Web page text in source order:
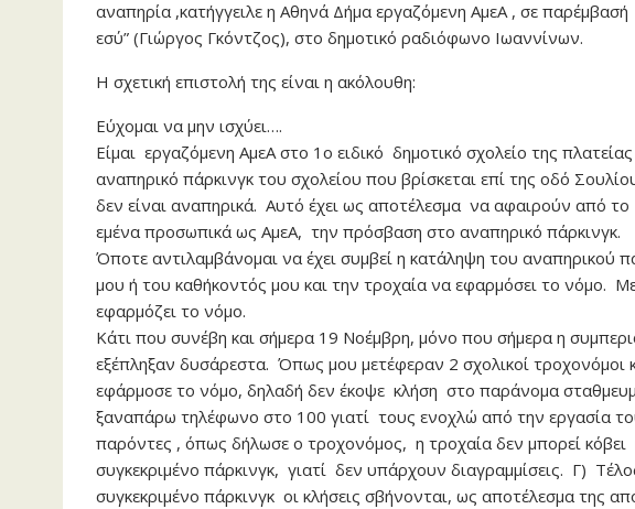
αναπηρία ,κατήγγειλε η Αθηνά Δήμα εργαζόμενη ΑμεΑ , σε παρέμβασή
εσύ” (Γιώργος Γκόντζος), στο δημοτικό ραδιόφωνο Ιωαννίνων.
Η σχετική επιστολή της είναι η ακόλουθη:
Εύχομαι να μην ισχύει….
Είμαι εργαζόμενη ΑμεΑ στο 1ο ειδικό δημοτικό σχολείο της
αναπηρικό πάρκινγκ του σχολείου που βρίσκεται επί της οδό
δεν είναι αναπηρικά. Αυτό έχει ως αποτέλεσμα να αφαιρούν από το
εμένα προσωπικά ως ΑμεΑ, την πρόσβαση στο αναπηρικό πάρκινγκ.
Όποτε αντιλαμβάνομαι να έχει συμβεί η κατάληψη του αναπηρικού
μου ή του καθήκοντός μου και την τροχαία να εφαρμόσει το νόμο.
εφαρμόζει το νόμο.
Κάτι που συνέβη και σήμερα 19 Νοέμβρη, μόνο που σήμερα η
εξέπληξαν δυσάρεστα. Όπως μου μετέφεραν 2 σχολικοί
εφάρμοσε το νόμο, δηλαδή δεν έκοψε κλήση στο παράνομα
ξαναπάρω τηλέφωνο στο 100 γιατί τους ενοχλώ από την εργασία
παρόντες , όπως δήλωσε ο τροχονόμος, η τροχαία δεν μπορεί κόβει
συγκεκριμένο πάρκινγκ, γιατί δεν υπάρχουν διαγραμμίσεις. Γ)
συγκεκριμένο πάρκινγκ οι κλήσεις σβήνονται, ως αποτέλεσμα της